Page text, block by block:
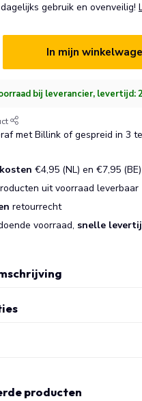
gebruik en ovenveilig!
In mijn
bij leverancier, levertijd:
met Billink of gespreid in 3
€4,95 (NL) en €7,95 (BE)
uit voorraad leverbaar
retourrecht
voorraad, snelle
producten